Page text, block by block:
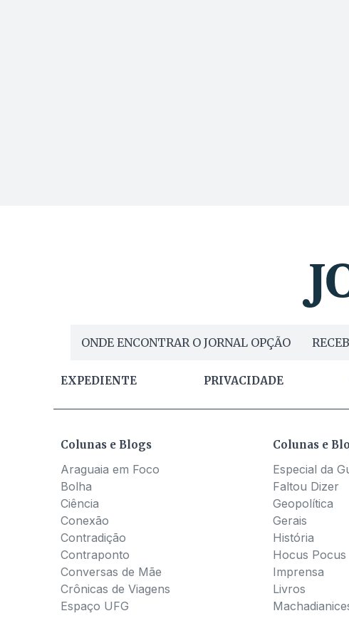
ONDE ENCONTRAR O JORNAL OPÇÃO
EXPEDIENTE PRIVACIDADE
Colunas e Blogs
Araguaia em Foco
Bolha
Ciência
Conexão
Contradição
Contraponto
Conversas de Mãe
Crônicas de Viagens
Espaço UFG
Colunas e
Especial da
Faltou Dizer
Geopolítica
Gerais
História
Hocus Pocus
Imprensa
Livros